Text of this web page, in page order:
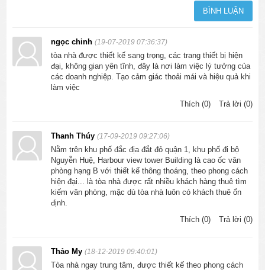
ngọc chinh(19-07-2019 07:36:37)
tòa nhà được thiết kế sang trọng, các trang thiết bị hiện
đại, không gian yên tĩnh, đây là nơi làm việc lý tưởng của
các doanh nghiệp. Tạo cảm giác thoải mái và hiệu quả khi
làm việc
Thích (0)
Trả lời (0)
Thanh Thúy(17-09-2019 09:27:06)
Nằm trên khu phố đắc địa đắt đỏ quận 1, khu phố đi bộ
Nguyễn Huệ, Harbour view tower Building là cao ốc văn
phòng hạng B với thiết kế thông thoáng, theo phong cách
hiện đại... là tòa nhà được rất nhiều khách hàng thuê tìm
kiếm văn phòng, mặc dù tòa nhà luôn có khách thuê ổn
định.
Thích (0)
Trả lời (0)
Thảo My(18-12-2019 09:40:01)
Tòa nhà ngay trung tâm, được thiết kế theo phong cách